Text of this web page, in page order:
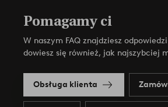
Pomagamy ci
W naszym FAQ znajdziesz
dowiesz się również, jak najszybciej
Obsługa klienta